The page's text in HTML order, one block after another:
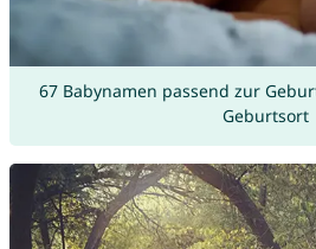
67 Babynamen passend zur
Geburtsort